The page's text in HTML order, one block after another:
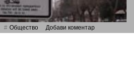
Общество Добави коментар